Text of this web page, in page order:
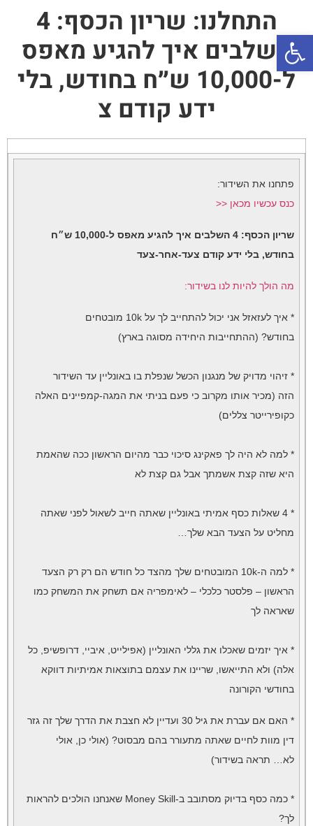
פתח סרגל נגישות
התחלנו: שריון הכסף: 4
השלבים איך להגיע מאפס
ל-10,000 ש״ח בחודש, בלי
ידע קודם צ
פתחנו את השידור:
כנס עכשיו מכאן <<
שריון הכסף: 4 השלבים איך להגיע מאפס ל-10,000 ש״ח
בחודש, בלי ידע קודם צעד-אחר-צעד
מה הולך להיות לנו בשידור:
* איך לעזאזל אני יכול להתחייב לך על 10k מובטחים
בחודש? (ההתחייבות היחידה מסוגה בארץ)
* זיהוי מדויק של מנגנון הכשל שנפלת בו באונליין עד השידור
הזה (מכיר אותו מקרוב כי פעם בניתי את המגה-קמפיינים האלה
כקופירייטר צללים)
* למה לא היה לך פאקינג סיכוי כבר מהיום הראשון ככה שהאמת
היא שזה קצת אשמתך אבל גם קצת לא
* 4 שאלות כסף אמיתי באונליין שאתה חייב לשאול לפני שאתה
מחליט על הצעד הבא שלך…
* למה ה-10k המובטחים שלך מהצד כל חודש הם רק רק הצעד
הראשון – פלסטר כלכלי – לאימפריה אם תשחק את המשחק כמו
שאראה לך
* איך יזמים שאכלו את גללי האונליין (אפילייט, איביי, דרופשיפ, כל
אלה) ולא התייאשו, שריינו את עצמם בתוצאות אמיתיות דווקא
בחודשי הקורונה
* האם אם עברת את גיל 30 ועדיין לא חצבת את הדרך שלך זה גזר
דין מוות לחיים שאתה מתעורר בהם מבסוט? (אולי כן, אולי
לא… תראה בשידור)
* כמה כסף בדיוק מסתובב ב-Money Skill שאנחנו הולכים להראות
לך?